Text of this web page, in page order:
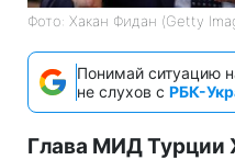
Фото: Хакан Фидан (Getty
Понимай ситуацию
не слухов с РБК-
Глава МИД Турции